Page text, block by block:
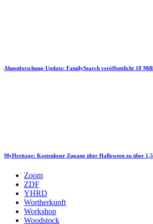
Ahnenforschung-Update: FamilySearch veröffentlicht 18
MyHeritage: Kostenloser Zugang über Halloween zu über
Zoom
ZDF
YHRD
Wortherkunft
Workshop
Woodstock